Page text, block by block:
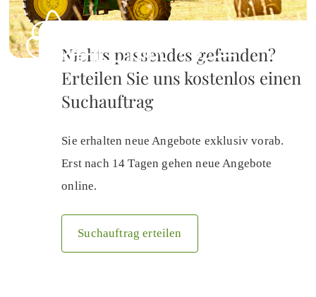
Nichts passendes gefunden?
Erteilen Sie uns kostenlos einen
Suchauftrag
Sie erhalten neue Angebote exklusiv vorab.
Erst nach 14 Tagen gehen neue Angebote
online.
Suchauftrag erteilen